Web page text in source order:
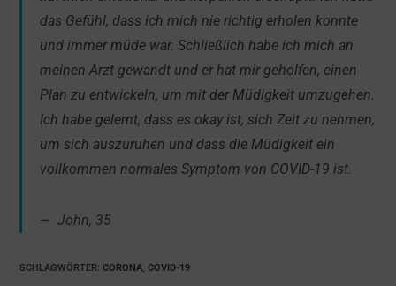
das Gefühl, dass ich mich nie richtig erholen konnte
und immer müde war. Schließlich habe ich mich an
meinen Arzt gewandt und er hat mir geholfen, einen
Plan zu entwickeln, um mit der Müdigkeit umzugehen.
Ich habe gelernt, dass es okay ist, sich Zeit zu nehmen,
um sich auszuruhen und dass die Müdigkeit ein
vollkommen normales Symptom von COVID-19 ist.
John, 35
SCHLAGWÖRTER:CORONA, COVID-19